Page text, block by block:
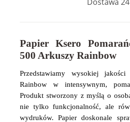
Papier Ksero
500 Arkuszy Rainbow
Przedstawiamy wysokiej
Rainbow w intensywnym,
Produkt stworzony z myślą o
nie tylko funkcjonalność, ale
wydruków. Papier doskonale